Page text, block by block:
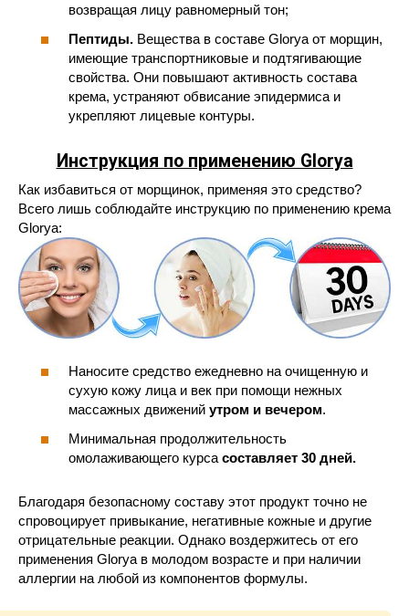
возвращая лицу равномерный тон;
Пептиды. Вещества в составе Glorya от морщин,
имеющие транспортниковые и подтягивающие
свойства. Они повышают активность состава
крема, устраняют обвисание эпидермиса и
укрепляют лицевые контуры.
Инструкция по применению Glorya
Как избавиться от морщинок, применяя это средство?
Всего лишь соблюдайте инструкцию по применению крема
Glorya:
Наносите средство ежедневно на очищенную и
сухую кожу лица и век при помощи нежных
массажных движений утром и вечером.
Минимальная продолжительность
омолаживающего курса составляет 30 дней.
Благодаря безопасному составу этот продукт точно не
спровоцирует привыкание, негативные кожные и другие
отрицательные реакции. Однако воздержитесь от его
применения Glorya в молодом возрасте и при наличии
аллергии на любой из компонентов формулы.